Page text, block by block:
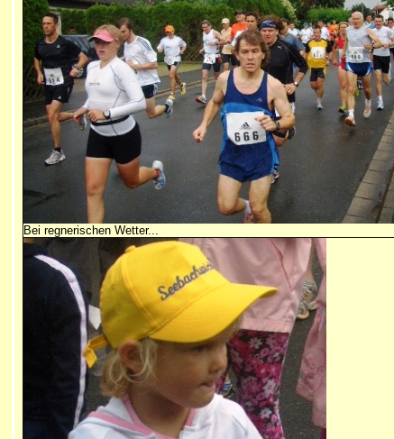
Bei regnerischen Wetter...